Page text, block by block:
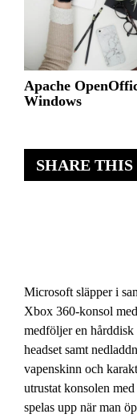
SHARE THIS
Microsoft släpper i
Xbox 360-konsol
medföljer en
headset samt
vapenskinn och
utrustat konsolen
spelas upp när man
Apache
Windows